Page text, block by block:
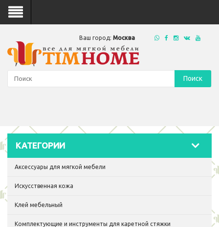
Ваш город: Москва
Поиск
КАТЕГОРИИ
Аксессуары для мягкой мебели
Искусственная кожа
Клей мебельный
Комплектующие и инструменты для каретной стяжки